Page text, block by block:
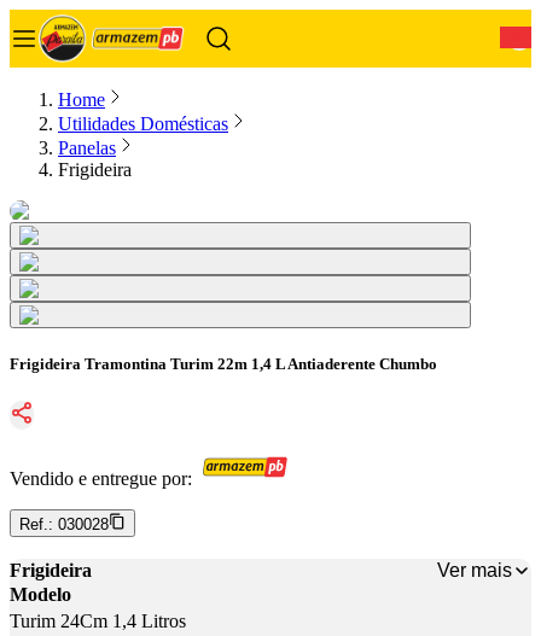
Home
Utilidades Domésticas
Panelas
Frigideira
Frigideira Tramontina Turim 22m 1,4 L Antiaderente Chumbo
Vendido e entregue por:
Ref.: 030028
Frigideira
Ver mais
Modelo
Turim 24Cm 1,4 Litros